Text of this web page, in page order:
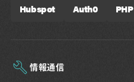
Hubspot Auth0 PHP
情報通信